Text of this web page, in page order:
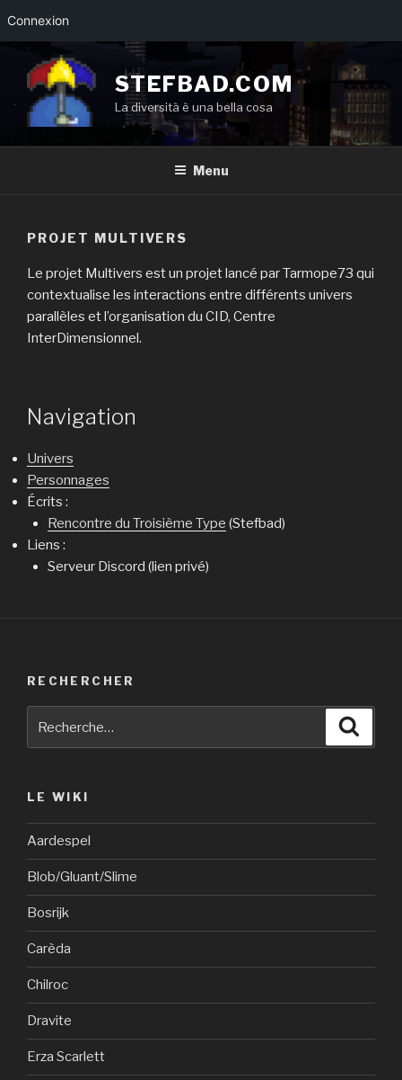
Connexion
contenu
principal
STEFBAD.COM
La diversità è una bella cosa
Menu
PROJET MULTIVERS
Le projet Multivers est un projet lancé par Tarmope73 qui
contextualise les interactions entre différents univers
parallèles et l’organisation du CID, Centre
InterDimensionnel.
Navigation
Univers
Personnages
Écrits :
Rencontre du Troisième Type (Stefbad)
Liens :
Serveur Discord (lien privé)
RECHERCHER
pour
LE WIKI
Aardespel
Blob/Gluant/Slime
Bosrijk
Carèda
Chilroc
Dravite
Erza Scarlett